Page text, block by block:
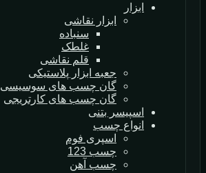
ابزار
ابزار نقاشی
سنباده
غلطک
قلم نقاشی
جعبه ابزار پلاستیکی
گان چسب های سوسیسی
گان چسب های کارتریجی
اسپیسر بتنی
انواع چسب
اسپری فوم
چسب 123
چسب آهن